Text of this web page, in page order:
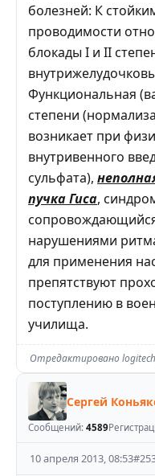
болезней: К
проводимости
блокады I и II
Функциональная
степени
возникает при
внутривенного
сульфата),
пучка Гиса,
нарушениями
для применения
препятствуют
поступлению в
училища.
Отредактировано logitech
Сергей
Сообщений: 4589
10 апреля 2013, 08:53#